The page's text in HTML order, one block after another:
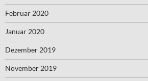
Februar 2020
Januar 2020
Dezember 2019
November 2019